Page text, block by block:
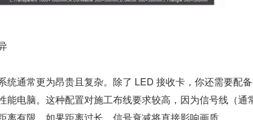
统通常更为昂贵且复杂。除了 LED 接收卡，你还需要配
能电脑。这种配置对施工布线要求较高，因为信号线（通
有限，如果距离过长，信号衰减将直接影响画质。